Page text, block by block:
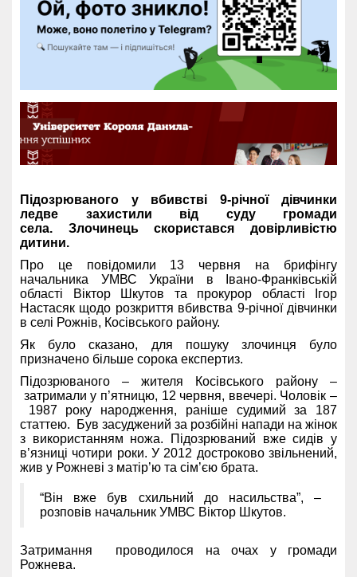
Підозрюваного у вбивстві 9-річної дівчинки
ледве захистили від суду громади
села. Злочинець скористався довірливістю
дитини.
Про це повідомили 13 червня на брифінгу
начальника УМВС України в Івано-Франківській
області Віктор Шкутов та прокурор області Ігор
Настасяк щодо розкриття вбивства 9-річної дівчинки
в селі Рожнів, Косівського району.
Як було сказано, для пошуку злочинця було
призначено більше сорока експертиз.
Підозрюваного – жителя Косівського району –
затримали у п’ятницю, 12 червня, ввечері. Чоловік –
1987 року народження, раніше судимий за 187
статтею. Був засуджений за розбійні напади на жінок
з використанням ножа.
Підозрюваний вже сидів у
в’язниці чотири роки. У 2012 достроково звільнений,
жив у Рожневі з матір’ю та сім’єю брата.
“Він вже був схильний до насильства”, –
розповів начальник УМВС Віктор Шкутов.
Затримання проводилося на очах у громади
Рожнева.